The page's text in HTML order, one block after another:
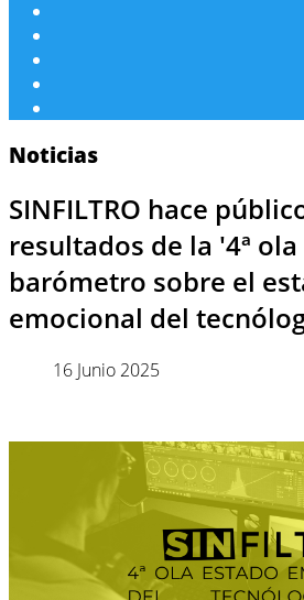
Noticias
SINFILTRO hace
resultados de la '4ª ola
barómetro sobre el
emocional del
16 Junio 2025